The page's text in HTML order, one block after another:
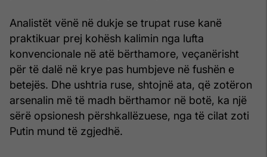
Analistët vënë në dukje se trupat ruse kanë
praktikuar prej kohësh kalimin nga lufta
konvencionale në atë bërthamore, veçanërisht
për të dalë në krye pas humbjeve në fushën e
betejës. Dhe ushtria ruse, shtojnë ata, që zotëron
arsenalin më të madh bërthamor në botë, ka një
sërë opsionesh përshkallëzuese, nga të cilat zoti
Putin mund të zgjedhë.